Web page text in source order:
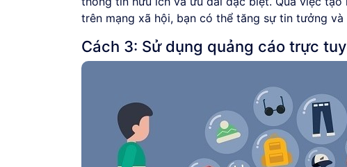
trên mạng xã hội, bạn có thể tăng sự tin tưởng
Cách 3: Sử dụng quảng cáo trực